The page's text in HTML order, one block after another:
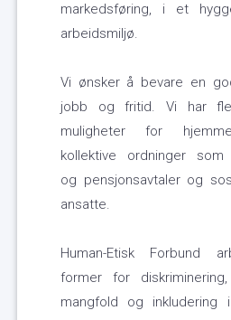
markedsføring, i et
arbeidsmiljø.
Vi ønsker å bevare en
jobb og fritid. Vi har
muligheter for
kollektive ordninger
og pensjonsavtaler og
ansatte.
Human-Etisk Forbund
former for
mangfold og inkludering